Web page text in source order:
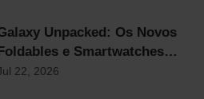
Unpacked: Os Novos
e Smartwatches
já chegaram!
22, 2026